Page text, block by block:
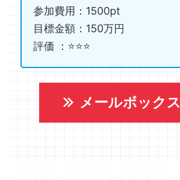
参加費用：1500pt
目標金額：150万円
評価 ：⭐️⭐️⭐️
メールボックス